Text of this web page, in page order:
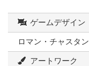
ゲームデザイン
ロマン・チャスタン
アートワーク